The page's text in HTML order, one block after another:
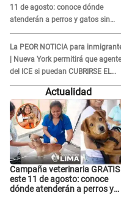
11 de agosto: conoce dónde
atenderán a perros y gatos sin
costo
La PEOR NOTICIA para
| Nueva York permitirá que
del ICE si puedan CUBRIRSE EL
ROSTRO
Actualidad
Campaña veterinaria GRATIS
este 11 de agosto: conoce
dónde atenderán a perros y